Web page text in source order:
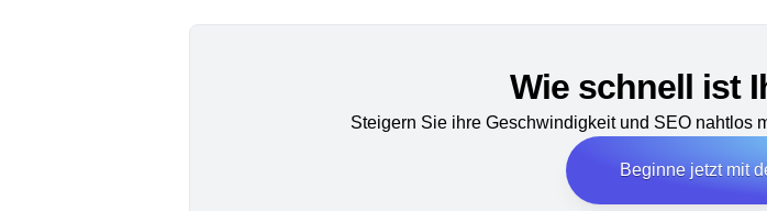
Wie schnell ist
Steigern Sie ihre Geschwindigkeit und SEO nahtlos
Beginne jetzt mit